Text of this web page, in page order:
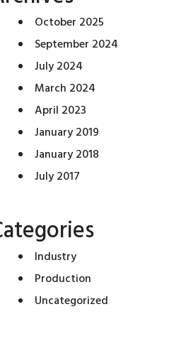
October 2025
September 2024
July 2024
March 2024
April 2023
January 2019
January 2018
July 2017
Industry
Production
Uncategorized